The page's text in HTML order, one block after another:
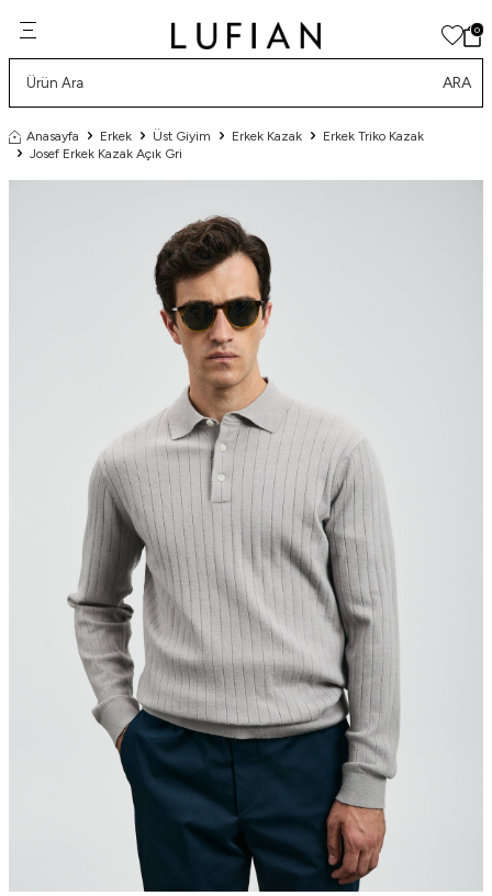
0
ARA
Anasayfa Erkek Üst Giyim Erkek Kazak
Erkek Triko Kazak
Josef Erkek Kazak Açık Gri